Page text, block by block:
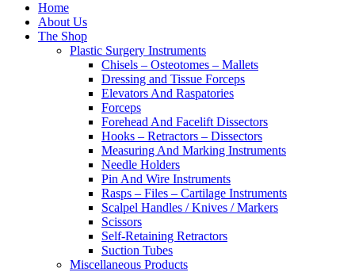
Home
About Us
The Shop
Plastic Surgery Instruments
Chisels – Osteotomes – Mallets
Dressing and Tissue Forceps
Elevators And Raspatories
Forceps
Forehead And Facelift Dissectors
Hooks – Retractors – Dissectors
Measuring And Marking Instruments
Needle Holders
Pin And Wire Instruments
Rasps – Files – Cartilage Instruments
Scalpel Handles / Knives / Markers
Scissors
Self-Retaining Retractors
Suction Tubes
Miscellaneous Products